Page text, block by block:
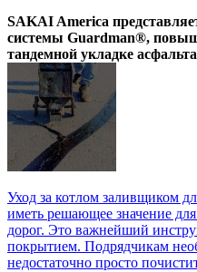
SAKAI America
системы Guardman®,
тандемной укладке асфальта
Уход за котлом заливщиком
иметь решающее значение
дорог. Это важнейший
покрытием. Подрядчикам
недостаточно просто